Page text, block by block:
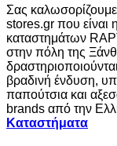
Σας
stores.gr που είναι
καταστημάτων
στην πόλη της
βραδινή ένδυση,
παπούτσια και
brands από την
Καταστήματα